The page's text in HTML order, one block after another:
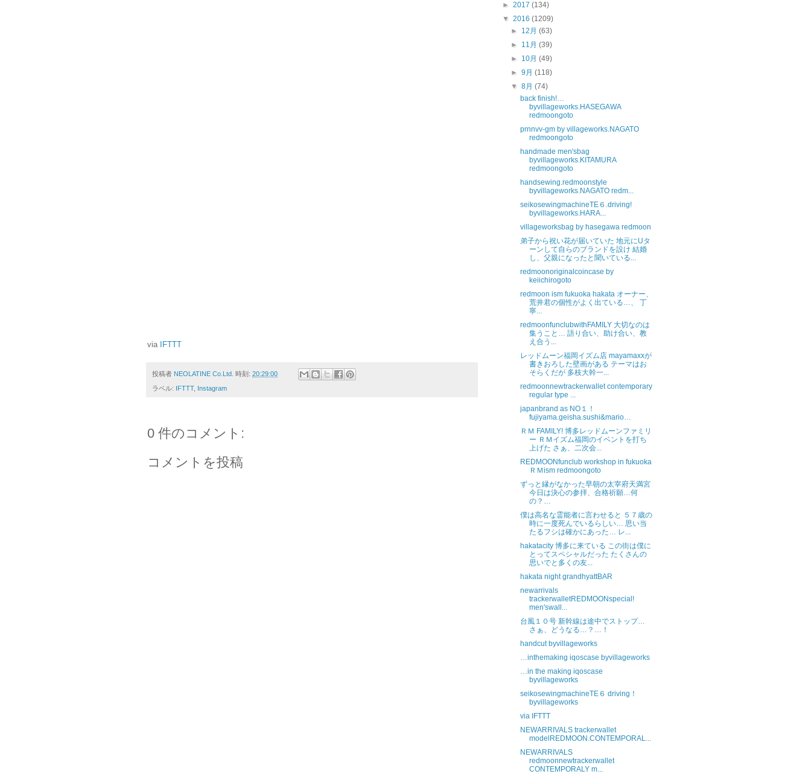
via IFTTT
投稿者 NEOLATINE Co.Ltd. 時刻: 20:29:00
ラベル: IFTTT, Instagram
0 件のコメント:
コメントを投稿
► 2017 (134)
▼ 2016 (1209)
► 12月(63)
► 11月(39)
► 10月(49)
►9月(118)
▼8月(74)
back finish!…
byvillageworks.HASEGAWA
redmoongoto
prnnvv-gm by villageworks.NAGATO
redmoongoto
handmade men'sbag
byvillageworks.KITAMURA
redmoongoto
handsewing.redmoonstyle
byvillageworks.NAGATO redm...
seikosewingmachineTE６.driving!
byvillageworks.HARA...
villageworksbag by hasegawa redmoon
弟子から祝い花が届いていた 地元にUタ
ーンして自らのブランドを設け 結婚
し、父親になったと聞いている...
redmoonoriginalcoincase by
keiichirogoto
redmoon ism fukuoka hakata オーナー、
荒井君の個性がよく出ている…、 丁
寧...
redmoonfunclubwithFAMILY 大切なのは
集うこと… 語り合い、助け合い、教
え合う...
レッドムーン福岡イズム店 mayamaxxが
書きおろした壁画がある テーマはお
そらくだが 多枝大幹一...
redmoonnewtrackerwallet contemporary
regular type ...
japanbrand as NO１！
fujiyama.geisha.sushi&mario…
ＲＭ FAMILY! 博多レッドムーンファミリ
ー ＲＭイズム福岡のイベントを打ち
上げた さぁ、二次会...
REDMOONfunclub workshop in fukuoka
ＲＭism redmoongoto
ずっと縁がなかった早朝の太宰府天満宮
今日は決心の参拝、合格祈願…何
の？…
僕は高名な霊能者に言わせると ５７歳の
時に一度死んでいるらしい… 思い当
たるフシは確かにあった… レ...
hakatacity 博多に来ている この街は僕に
とってスペシャルだった たくさんの
思いでと多くの友...
hakata night grandhyattBAR
newarrivals
trackerwalletREDMOONspecial!
men'swall...
台風１０号 新幹線は途中でストップ…
さぁ、どうなる…？…！
handcut byvillageworks
…inthemaking iqoscase byvillageworks
…in the making iqoscase
byvillageworks
seikosewingmachineTE６ driving！
byvillageworks
via IFTTT
NEWARRIVALS trackerwallet
modelREDMOON.CONTEMPORAL...
NEWARRIVALS
redmoonnewtrackerwallet
CONTEMPORALY m...